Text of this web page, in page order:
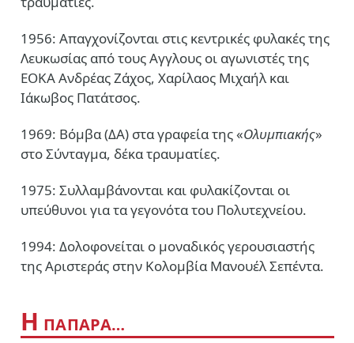
1956: Απαγχονίζονται στις κεντρικές φυλακές της
Λευκωσίας από τους Αγγλους οι αγωνιστές της
ΕΟΚΑ Ανδρέας Ζάχος, Χαρίλαος Μιχαήλ και
Ιάκωβος Πατάτσος.
1969: Βόμβα (ΔΑ) στα γραφεία της «Ολυμπιακής»
στο Σύνταγμα, δέκα τραυματίες.
1975: Συλλαμβάνονται και φυλακίζονται οι
υπεύθυνοι για τα γεγονότα του Πολυτεχνείου.
1994: Δολοφονείται ο μοναδικός γερουσιαστής
της Αριστεράς στην Κολομβία Μανουέλ Σεπέντα.
Η ΠΑΠΑΡΑ…